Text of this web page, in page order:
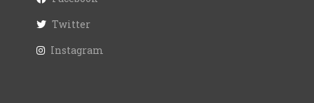
Twitter
Instagram